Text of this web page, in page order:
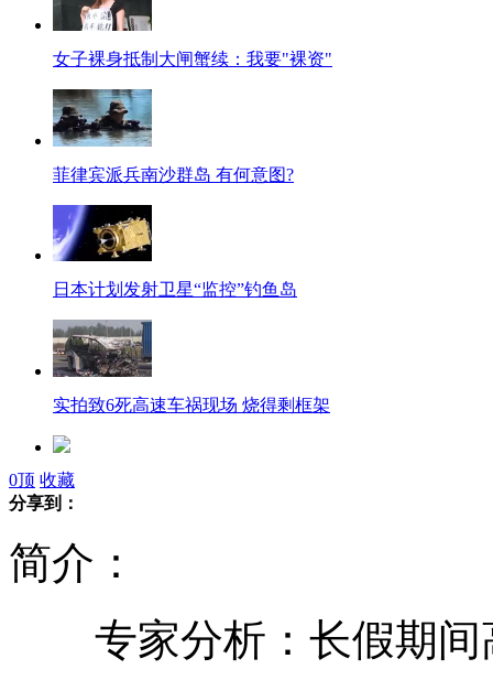
女子裸身抵制大闸蟹续：我要"裸资"
菲律宾派兵南沙群岛 有何意图?
日本计划发射卫星“监控”钓鱼岛
实拍致6死高速车祸现场 烧得剩框架
京津塘高速追尾事故致6死 5名德国人
卡扎菲是被法国特工所杀？
深圳：套牌军车打人冲卡很猖狂
0顶 收藏
分享到：
简介：
专家分析：长假期间